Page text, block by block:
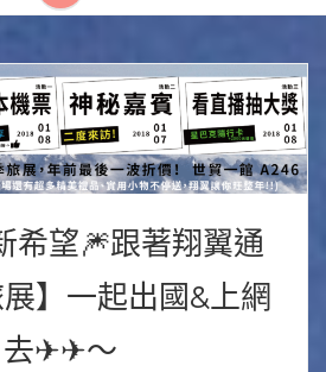
希望🎆跟著翔翼通
】一起出國&上網
去✈✈～